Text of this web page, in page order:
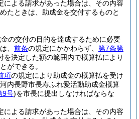
による請求があった場合は、その内容
たときは、助成金を交付するものと
の交付の目的を達成するために必要
、 前条の規定にかかわらず、 第7条第
を決定した額の範囲内で概算払により
ができる。
項の規定により助成金の概算払を受け
内長野市長寿ふれ愛活動助成金概算
9号)を市長に提出しなければならな
による請求があった場合は、その内容